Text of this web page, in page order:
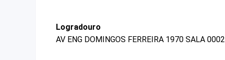
Logradouro
AV ENG DOMINGOS FERREIRA 1970 SALA 0002